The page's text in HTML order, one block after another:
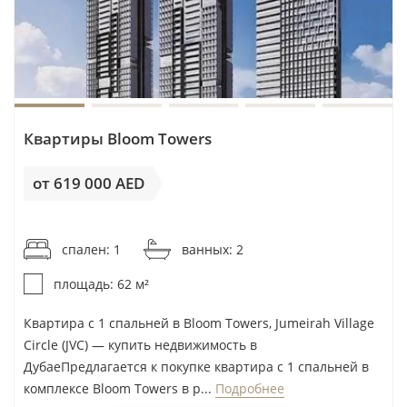
Район
аренда в
год
Цена
предложения
Валовая
79 999 AED 1 134 500 AED 7,1%
Jumeirah
Village
Circle
80 000 AED
Damac
75 000 AED 1 150 000 AED
Медианная аренда в JVC составляет 80 000 AED в
год по 8 455 объявлениям, а валовая доходность
района — 7% годовых. Это оценка рынка, не
Квартиры Bloom Towers
от 619 000 AED
спален: 1
ванных: 2
площадь: 62 м²
Квартира с 1 спальней в Bloom Towers, Jumeirah Village
Circle (JVC) — купить недвижимость в
ДубаеПредлагается к покупке квартира с 1 спальней в
комплексе Bloom Towers в р... Подробнее